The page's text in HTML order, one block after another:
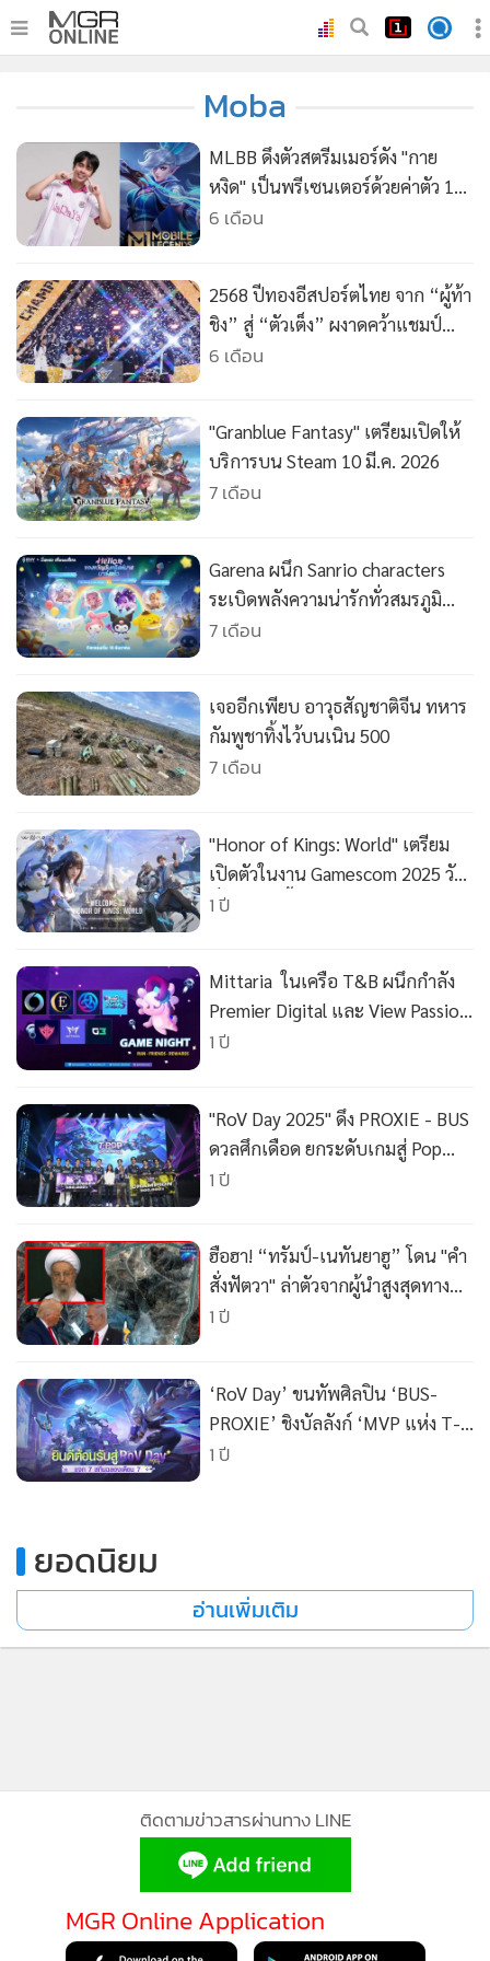
• ภาคใต้
ภูมิภาค
Online Section
• บันเทิง
• ผู้จัดการรายวัน
• คอลัมนิสต์
• ละคร
• CbizReview
• Cyber BIZ
• ผู้จัดกวน
• Good health & Well-being
• Green Innovation & SD
• Management & HR
• MGR Live
• Infographic
• การเมือง
• ท่องเที่ยว
• กีฬา
• ต่างประเทศ
• Special Scoop
• เศรษฐกิจ-ธุรกิจ
• จีน
• ชุมชน-คุณภาพชีวิต
• อาชญากรรม
• Motoring
เกม
• วิทยาศาสตร์
• SMEs
• หุ้น
• อินโดจีน
• กองทุนรวม
• Celeb Online
• Factcheck
•
ญี่ปุ่น
• News1
• Gotomanager
Moba
MLBB ดึงตัวสตรีมเมอร์ดัง "กาย
หงิด" เป็นพรีเซนเตอร์ด้วยค่าตัว 100
ล้าน!
6 เดือน
2568 ปีทองอีสปอร์ตไทย จาก “ผู้ท้า
ชิง” สู่ “ตัวเต็ง” ผงาดคว้าแชมป์
นานาชาติ
6 เดือน
"Granblue Fantasy" เตรียมเปิดให้
บริการบน Steam 10 มี.ค. 2026
7 เดือน
Garena ผนึก Sanrio characters
ระเบิดพลังความน่ารักทั่วสมรภูมิ
RoV
7 เดือน
เจออีกเพียบ อาวุธสัญชาติจีน ทหาร
กัมพูชาทิ้งไว้บนเนิน 500
7 เดือน
"Honor of Kings: World" เตรียม
เปิดตัวในงาน Gamescom 2025 วัน
ที่ 20 ส.ค.นี้
1 ปี
Mittaria ในเครือ T&B ผนึกกำลัง
Premier Digital และ View Passion
ปฏิวัติโลกเกมในรูปแบบ Web2
1 ปี
"RoV Day 2025" ดึง PROXIE - BUS
ดวลศึกเดือด ยกระดับเกมสู่ Pop
Culture
1 ปี
ฮือฮา! “ทรัมป์-เนทันยาฮู” โดน "คำ
สั่งฟัตวา" ล่าตัวจากผู้นำสูงสุดทาง
ศาสนาของอิหร่านประกาศสงคราม
1 ปี
‘RoV Day’ ขนทัพศิลปิน ‘BUS-
PROXIE’ ชิงบัลลังก์ ‘MVP แห่ง T-
Pop’
1 ปี
ยอดนิยม
อ่านเพิ่มเติม
ติดตามข่าวสารผ่านทาง LINE
MGR Online Application